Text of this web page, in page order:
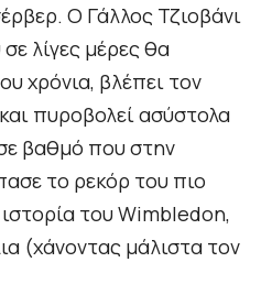
Ο Γάλλος Τζιοβάνι
λίγες μέρες θα
χρόνια, βλέπει τον
πυροβολεί ασύστολα
βαθμό που στην
το ρεκόρ του πιο
του Wimbledon,
(χάνοντας μάλιστα τον